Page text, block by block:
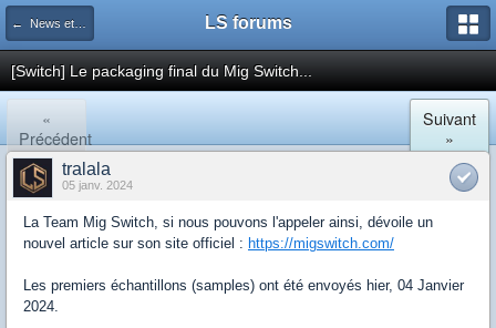
← News et actualités postées sur LS LS forums
[Switch] Le packaging final du Mig Switch...
«
Précédent
Suivant
»
tralala
05 janv. 2024
La Team Mig Switch, si nous pouvons l'appeler ainsi, dévoile un
nouvel article sur son site officiel : https://migswitch.com/
Les premiers échantillons (samples) ont été envoyés hier, 04 Janvier
2024.